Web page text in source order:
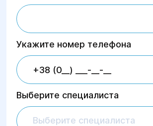
Укажите номер телефона
Выберите специалиста
Выберите специалиста